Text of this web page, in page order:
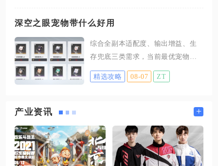
收集进度、解锁条件、对应奖励都
会完整展示在页面内，是统计全地
图探索内容的核心界面。进入索拉
音
为20级，完成飞升之后最高可以解
升前，法术修炼最高只能点至20
级，无法继续往上提升等级。想要
突破20级上限，优先选择飞升任务
动选择降低法术修炼等级，以此直
接拉高修炼上限。如果飞升前法术
修炼点满20级，飞升后法术修炼等
级降到15级，法术修
深空之眼宠物带什么好用
综合全副本适配度、输出增益、生
存兜底三类需求，当前最优宠物搭
配分为三套通用组合，泛用输出队
优先弥之助+弥芙尔+数据记录员，
尔+厨师猫猫，速刷循环队固定数据
合覆盖日常清图、梦境高难、限时
速刷全部场景，平民可免费集齐所
有核心宠物，无需限定抽取即可成
精选攻略 08-07 ZT
产业资讯 +